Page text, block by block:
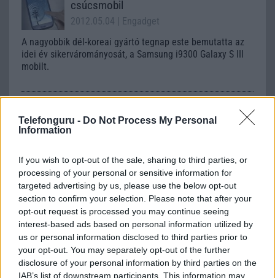
Telefonguru - Do Not Process My Personal
Information
If you wish to opt-out of the sale, sharing to third parties, or
processing of your personal or sensitive information for
targeted advertising by us, please use the below opt-out
section to confirm your selection. Please note that after your
opt-out request is processed you may continue seeing
interest-based ads based on personal information utilized by
us or personal information disclosed to third parties prior to
your opt-out. You may separately opt-out of the further
disclosure of your personal information by third parties on the
IAB’s list of downstream participants. This information may
csúcsmobil
2012.05.04
| Engadget
A nagyobbik dél-koreai gyártó tegnap este bemutatta az
idei év sikervárományosát, a Samsung i9300 Galaxy S III
mobilt.
frissítéssel
2013.11.15
kiadta a Samsung Galaxy S III-ra a rendszerfrissítést,
komoly hibákról számolnak be a felhasználók.
Itt a Samsung Galaxy Note 10.1
tudáslistája
2012.08.03| Übergizmo
Kikerült az internetre a nagyobbik dél-koreai gyártó